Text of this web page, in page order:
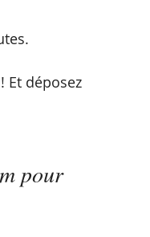
Et déposez
pour